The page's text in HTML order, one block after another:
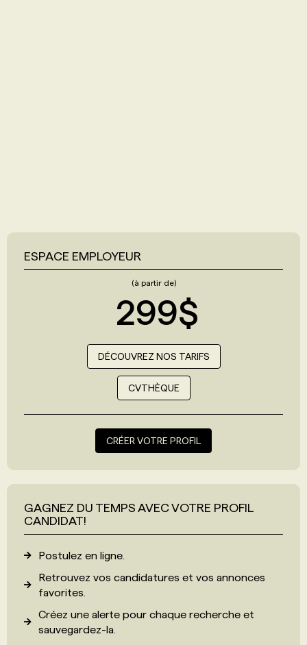
ESPACE EMPLOYEUR
(à partir de)
299$
DÉCOUVREZ NOS TARIFS
CVTHÈQUE
CRÉER VOTRE PROFIL
GAGNEZ DU TEMPS AVEC VOTRE PROFIL
CANDIDAT!
Postulez en ligne.
Retrouvez vos candidatures et vos annonces
favorites.
Créez une alerte pour chaque recherche et
sauvegardez-la.